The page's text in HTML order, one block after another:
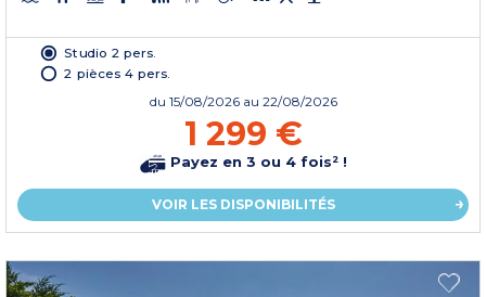
Studio 2 pers.
2 pièces 4 pers.
du 15/08/2026 au 22/08/2026
1 299 €
Payez en 3 ou 4 fois² !
VOIR LES DISPONIBILITÉS